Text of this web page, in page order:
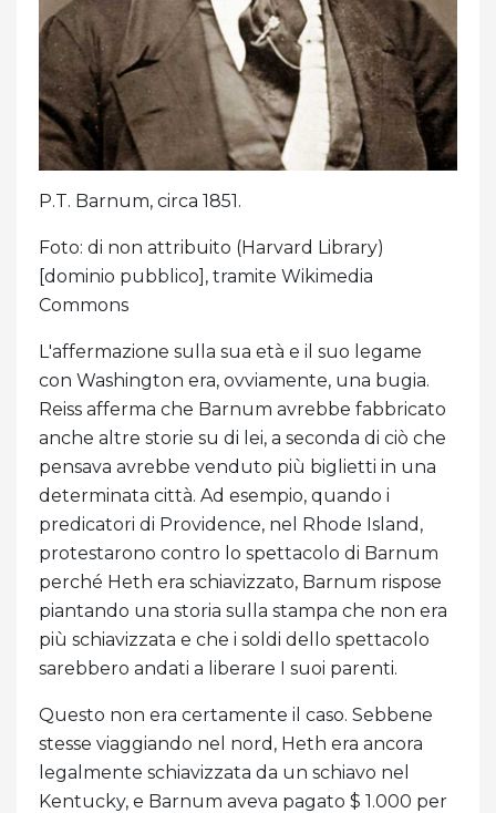
P.T. Barnum, circa 1851.
Foto: di non attribuito (Harvard Library)
[dominio pubblico], tramite Wikimedia
Commons
L'affermazione sulla sua età e il suo legame
con Washington era, ovviamente, una bugia.
Reiss afferma che Barnum avrebbe fabbricato
anche altre storie su di lei, a seconda di ciò che
pensava avrebbe venduto più biglietti in una
determinata città. Ad esempio, quando i
predicatori di Providence, nel Rhode Island,
protestarono contro lo spettacolo di Barnum
perché Heth era schiavizzato, Barnum rispose
piantando una storia sulla stampa che non era
più schiavizzata e che i soldi dello spettacolo
sarebbero andati a liberare I suoi parenti.
Questo non era certamente il caso. Sebbene
stesse viaggiando nel nord, Heth era ancora
legalmente schiavizzata da un schiavo nel
Kentucky, e Barnum aveva pagato $ 1.000 per